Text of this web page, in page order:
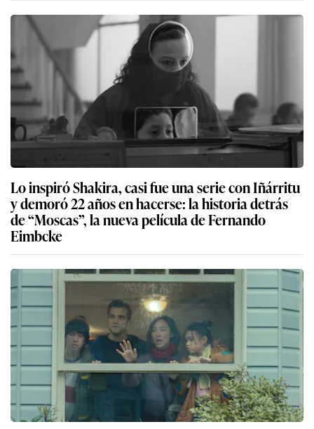
Lo inspiró Shakira, casi fue una serie con Iñárritu
y demoró 22 años en hacerse: la historia detrás
de “Moscas”, la nueva película de Fernando
Eimbcke